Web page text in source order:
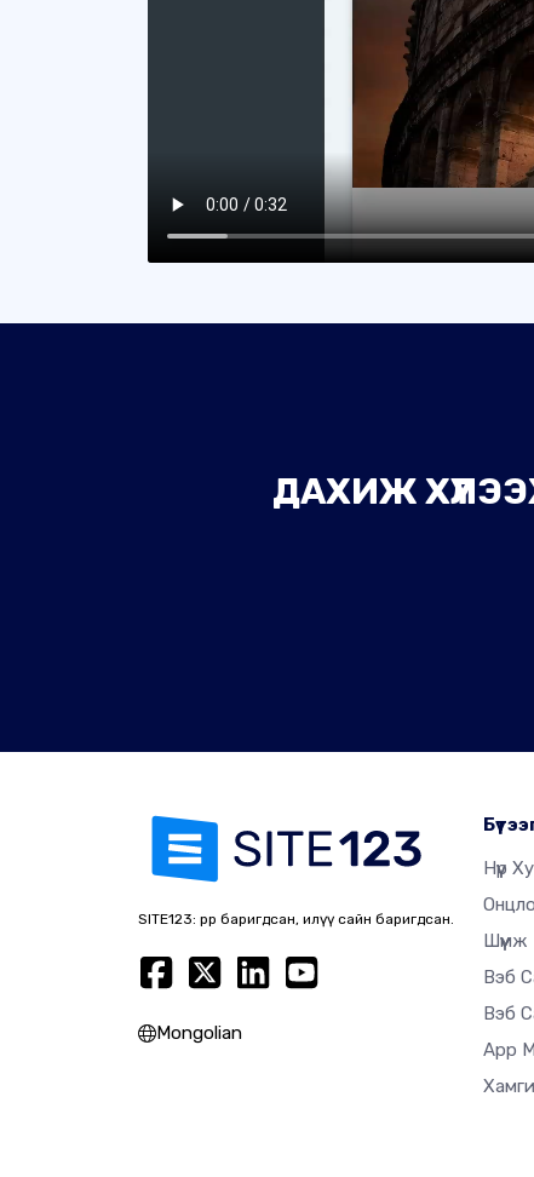
ДАХИЖ
SITE123: өөрөөр баригдсан, илүү сайн баригдсан.
Mongolian
Нүүр
Шүүмж
Вэб
Вэб
App